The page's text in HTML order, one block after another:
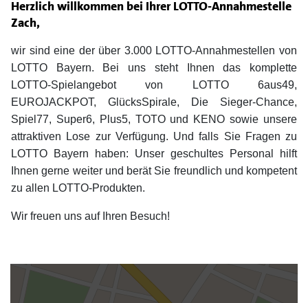
Herzlich willkommen bei Ihrer LOTTO-Annahmestelle
Zach,
wir sind eine der über 3.000 LOTTO-Annahmestellen von
LOTTO Bayern. Bei uns steht Ihnen das komplette
LOTTO-Spielangebot von LOTTO 6aus49,
EUROJACKPOT, GlücksSpirale, Die Sieger-Chance,
Spiel77, Super6, Plus5, TOTO und KENO sowie unsere
attraktiven Lose zur Verfügung. Und falls Sie Fragen zu
LOTTO Bayern haben: Unser geschultes Personal hilft
Ihnen gerne weiter und berät Sie freundlich und kompetent
zu allen LOTTO-Produkten.
Wir freuen uns auf Ihren Besuch!